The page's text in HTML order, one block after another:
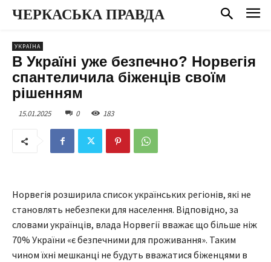
ЧЕРКАСЬКА ПРАВДА
УКРАЇНА
В Україні уже безпечно? Норвегія
спантеличила біженців своїм
рішенням
15.01.2025 0 183
Норвегія розширила список українських регіонів, які не
становлять небезпеки для населення. Відповідно, за
словами українців, влада Норвегії вважає що більше ніж
70% України «є безпечними для проживання». Таким
чином їхні мешканці не будуть вважатися біженцями в